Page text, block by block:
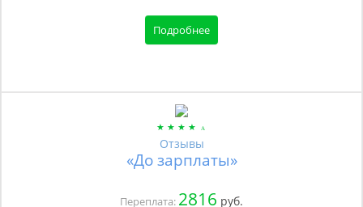
Подробнее
Отзывы
«До зарплаты»
Переплата: 2816 руб.